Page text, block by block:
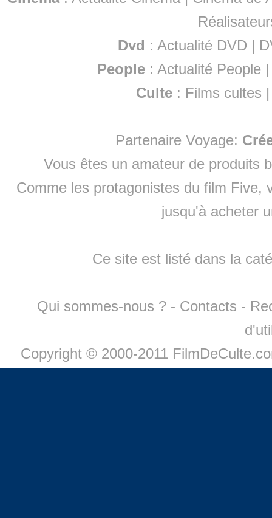
Dvd : Actualité DVD |
People :Actualité People
Culte : Films cultes
Partenaire Voyage:
Vous êtes un amateur de produits
Comme les protagonistes du film Five,
jusqu'à acheter
Ce site est listé dans la
Qui sommes-nous ? - Contacts -
Copyright © 2000-2011